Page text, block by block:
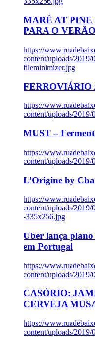
MARÉ AT PINE
PARA O VERÃO
https://
content/uploads/2019/
fileminimizer.jpg
FERROVIÁRIO
https://
content/uploads/
MUST –
https://
content/uploads/2019/
L’Origine by
https://
content/uploads/
-335x256.jpg
Uber lança
em Portugal
https://
content/uploads/
CASÓRIO:
CERVEJA
https://
content/uploads/